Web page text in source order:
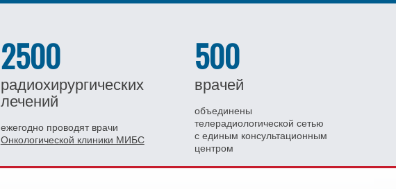
2500
радиохирургических
лечений
ежегодно проводят врачи
Онкологической клиники МИБС
500
врачей
объединены
телерадиологической сетью
с единым консультационным
центром